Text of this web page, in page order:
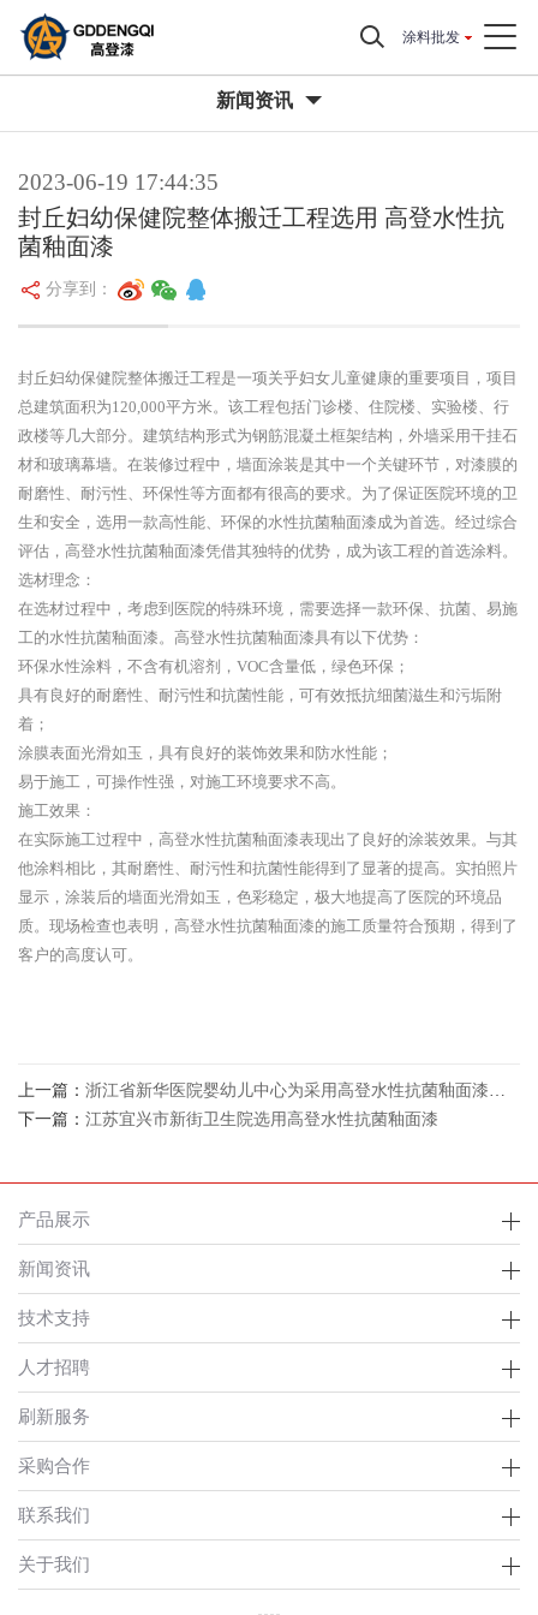
涂料批发
新闻资讯
2023-06-19 17:44:35
封丘妇幼保健院整体搬迁工程选用 高登水性抗
菌釉面漆
分享到：
封丘妇幼保健院整体搬迁工程是一项关乎妇女儿童健康的重要项目，项目
总建筑面积为120,000平方米。该工程包括门诊楼、住院楼、实验楼、行
政楼等几大部分。建筑结构形式为钢筋混凝土框架结构，外墙采用干挂石
材和玻璃幕墙。在装修过程中，墙面涂装是其中一个关键环节，对漆膜的
耐磨性、耐污性、环保性等方面都有很高的要求。为了保证医院环境的卫
生和安全，选用一款高性能、环保的水性抗菌釉面漆成为首选。经过综合
评估，高登水性抗菌釉面漆凭借其独特的优势，成为该工程的首选涂料。
选材理念：
在选材过程中，考虑到医院的特殊环境，需要选择一款环保、抗菌、易施
工的水性抗菌釉面漆。高登水性抗菌釉面漆具有以下优势：
环保水性涂料，不含有机溶剂，VOC含量低，绿色环保；
具有良好的耐磨性、耐污性和抗菌性能，可有效抵抗细菌滋生和污垢附
着；
涂膜表面光滑如玉，具有良好的装饰效果和防水性能；
易于施工，可操作性强，对施工环境要求不高。
施工效果：
在实际施工过程中，高登水性抗菌釉面漆表现出了良好的涂装效果。与其
他涂料相比，其耐磨性、耐污性和抗菌性能得到了显著的提高。实拍照片
显示，涂装后的墙面光滑如玉，色彩稳定，极大地提高了医院的环境品
质。现场检查也表明，高登水性抗菌釉面漆的施工质量符合预期，得到了
客户的高度认可。
上一篇： 浙江省新华医院婴幼儿中心为采用高登水性抗菌釉面漆对墙面进行改造
下一篇： 江苏宜兴市新街卫生院选用高登水性抗菌釉面漆
产品展示
新闻资讯
技术支持
人才招聘
刷新服务
采购合作
联系我们
关于我们